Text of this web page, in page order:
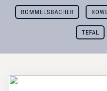
ROMMELSBACHER
TEFAL